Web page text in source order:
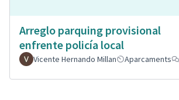
Arreglo parquing provisional
enfrente policía local
Vicente Hernando Millan Aparcaments